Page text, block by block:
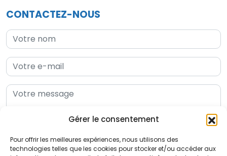
Gérer le consentement
Pour offrir les meilleures expériences, nous utilisons des
technologies telles que les cookies pour stocker et/ou accéder aux
CONTACTEZ-NOUS